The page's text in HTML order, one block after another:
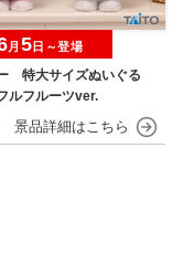
特大サイズぬいぐる
ルフルーツver.
月 5日～登場